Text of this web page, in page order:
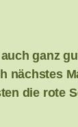
ganz
nächstes
die rote